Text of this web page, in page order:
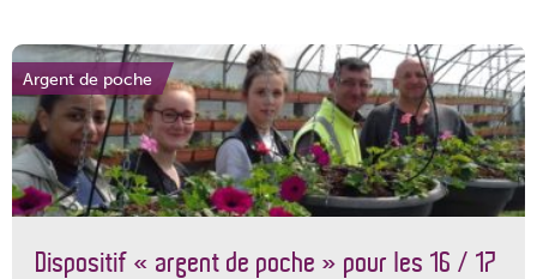
Argent de poche
Dispositif « argent de poche » pour les 16 / 17